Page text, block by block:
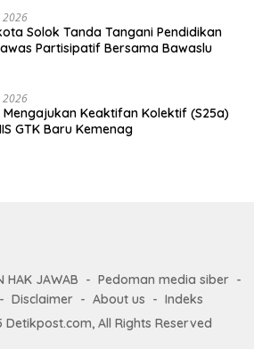
2026
Solok Tanda Tangani Pendidikan
Partisipatif Bersama Bawaslu
2026
Mengajukan Keaktifan Kolektif (S25a)
GTK Baru Kemenag
HAK JAWAB
Pedoman media siber
Disclaimer About us
Indeks
All Rights Reserved